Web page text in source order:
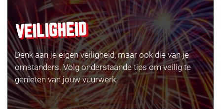
VEILIGHEID
Denk aan je eigen veiligheid, maar ook die van je
omstanders. Volg onderstaande tips om veilig te
genieten van jouw vuurwerk.